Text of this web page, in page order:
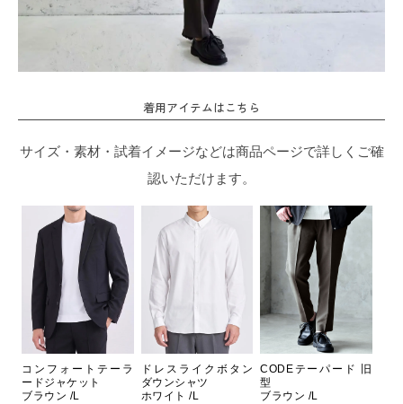
着用アイテムはこちら
サイズ・素材・試着イメージなどは商品ページで詳しくご確
認いただけます。
コンフォートテーラ
ードジャケット
ブラウン /L
ドレスライクボタン
ダウンシャツ
ホワイト /L
CODEテーパード 旧
型
ブラウン /L